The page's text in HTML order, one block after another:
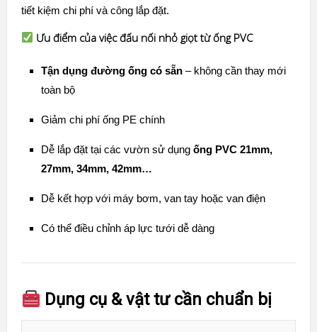
tiết kiệm chi phí và công lắp đặt.
Ưu điểm của việc đấu nối nhỏ giọt từ ống PVC
Tận dụng đường ống có sẵn – không cần thay mới
toàn bộ
Giảm chi phí ống PE chính
Dễ lắp đặt tại các vườn sử dụngống PVC 21mm,
27mm, 34mm, 42mm…
Dễ kết hợp với máy bơm, van tay hoặc van điện
Có thể điều chỉnh áp lực tưới dễ dàng
Dụng cụ & vật tư cần chuẩn bị